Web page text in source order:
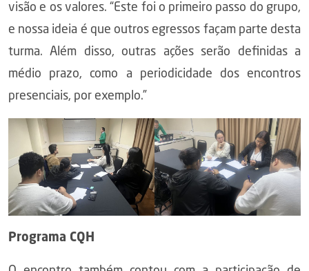
visão e os valores. “Este foi o primeiro passo do grupo,
e nossa ideia é que outros egressos façam parte desta
turma. Além disso, outras ações serão definidas a
médio prazo, como a periodicidade dos encontros
presenciais, por exemplo.”
Programa CQH